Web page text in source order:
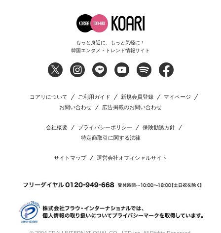
もっと身近に、もっと気軽に！
韓国エンタメ・トレンド情報サイト
コアリについて ご利用ガイド 新規会員登録
マイページ
お問い合わせ
広告掲載のお問い合わせ
会社概要 プライバシーポリシー
保険勧誘方針
特定商取引に関する法律
サイトマップ 運営会社オフィシャルサイト